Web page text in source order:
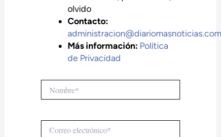
olvido
Contacto:
administracion@diariomasnoticias.com
Más información: Política
de Privacidad
electrónico*